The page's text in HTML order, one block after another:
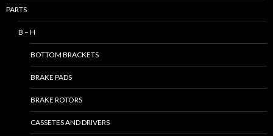
PARTS
B – H
BOTTOM BRACKETS
BRAKE PADS
BRAKE ROTORS
CASSETES AND DRIVERS